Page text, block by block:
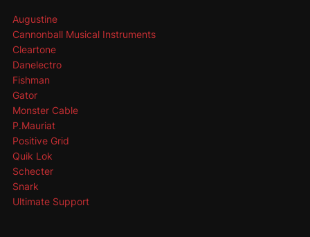
Augustine
Cannonball Musical Instruments
Cleartone
Danelectro
Fishman
Gator
Monster Cable
P.Mauriat
Positive Grid
Quik Lok
Schecter
Snark
Ultimate Support